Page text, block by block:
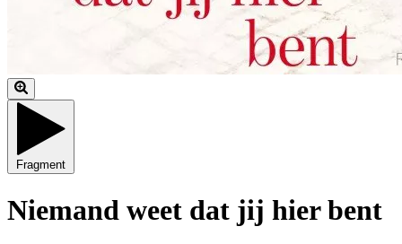
Fragment
Niemand weet dat jij hier bent